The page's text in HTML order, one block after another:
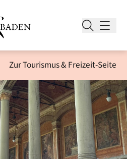
Zur Tourismus & Freizeit-Seite